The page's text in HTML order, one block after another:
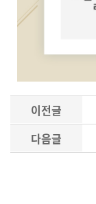
이전글
다음글